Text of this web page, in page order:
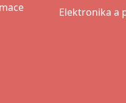
Elektronika a